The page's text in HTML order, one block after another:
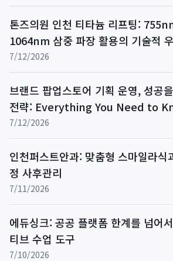
톤즈의원 인천 티타늄 리프팅:
1064nm 삼중 파장 활용의 기술적
7/12/2026
브랜드 팝업스토어 기획 운영, 성공
전략: Everything You Need to
7/12/2026
인천퍼스트안과: 맞춤형 스마일라식
정 사후관리
7/11/2026
에듀싱크: 공공 플랫폼 한계를 넘어
티브 수업 도구
7/10/2026